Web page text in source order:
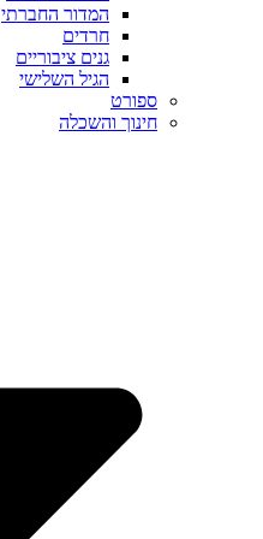
המדור החברתי
חרדים
גנים ציבוריים
הגיל השלישי
ספורט
חינוך והשכלה